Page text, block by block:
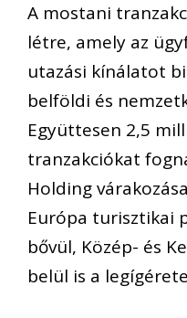
A mostani
létre, amely az
utazási kínálatot
belföldi és
Együttesen 2,5
tranzakciókat
Holding
Európa turisztikai
bővül, Közép- és
belül is a